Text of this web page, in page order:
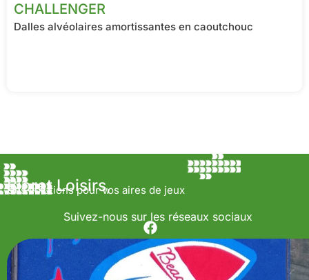
CHALLENGER
Dalles alvéolaires amortissantes en caoutchouc
Bioret Loisirs,
Des solutions pour vos aires de jeux
Suivez-nous sur les réseaux sociaux